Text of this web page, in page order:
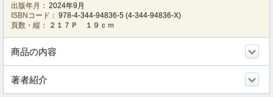
出版年月： 2024年9月
ISBNコード： 978-4-344-94836-5 (4-344-94836-X)
頁数・縦：
２１７Ｐ １９ｃｍ
商品の内容
著者紹介